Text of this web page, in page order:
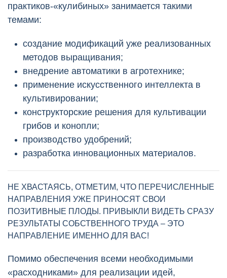
практиков-«кулибиных» занимается такими
темами:
создание модификаций уже реализованных
методов выращивания;
внедрение автоматики в агротехнике;
применение искусственного интеллекта в
культивировании;
конструкторские решения для культивации
грибов и конопли;
производство удобрений;
разработка инновационных материалов.
НЕ ХВАСТАЯСЬ, ОТМЕТИМ, ЧТО ПЕРЕЧИСЛЕННЫЕ
НАПРАВЛЕНИЯ УЖЕ ПРИНОСЯТ СВОИ
ПОЗИТИВНЫЕ ПЛОДЫ. ПРИВЫКЛИ ВИДЕТЬ СРАЗУ
РЕЗУЛЬТАТЫ СОБСТВЕННОГО ТРУДА – ЭТО
НАПРАВЛЕНИЕ ИМЕННО ДЛЯ ВАС!
Помимо обеспечения всеми необходимыми
«расходниками» для реализации идей,